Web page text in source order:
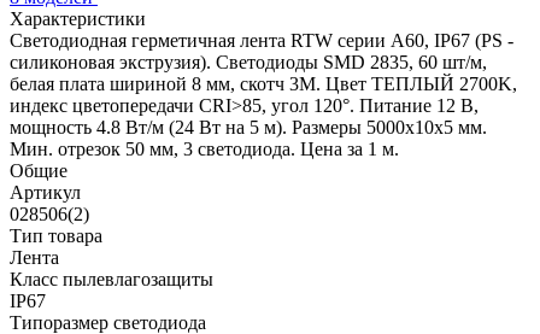
Характеристики
Светодиодная герметичная лента RTW серии A60, IP67 (PS -
силиконовая экструзия). Светодиоды SMD 2835, 60 шт/м,
белая плата шириной 8 мм, скотч 3M. Цвет ТЕПЛЫЙ 2700K,
индекс цветопередачи CRI>85, угол 120°. Питание 12 В,
мощность 4.8 Вт/м (24 Вт на 5 м). Размеры 5000x10x5 мм.
Мин. отрезок 50 мм, 3 светодиода. Цена за 1 м.
Общие
Артикул
028506(2)
Тип товара
Лента
Класс пылевлагозащиты
IP67
Типоразмер светодиода